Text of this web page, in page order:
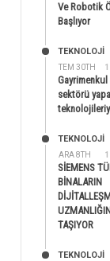
Ve Robotik
Başlıyor
TEM 30TH
TEKNOLOJİ
sektörü
ARA 8TH
TEKNOLOJİ
SİEMENS
BİNALARIN
TAŞIYOR
TEKNOLOJİ